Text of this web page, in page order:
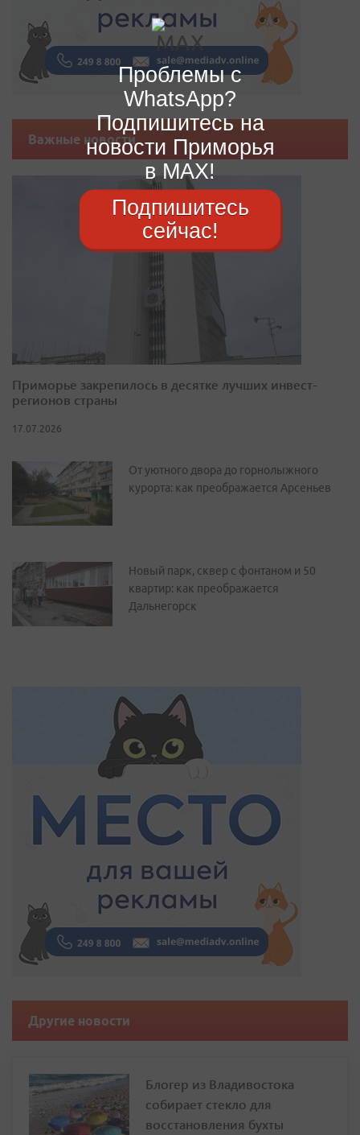
Важные новости
Приморье закрепилось в десятке лучших инвест-
регионов страны
17.07.2026
От уютного двора до горнолыжного
курорта: как преображается Арсеньев
Новый парк, сквер с фонтаном и 50
квартир: как преображается
Дальнегорск
Другие новости
Блогер из Владивостока
собирает стекло для
восстановления бухты
Проблемы с
WhatsApp?
Подпишитесь на
новости Приморья
в MAX!
Подпишитесь
сейчас!